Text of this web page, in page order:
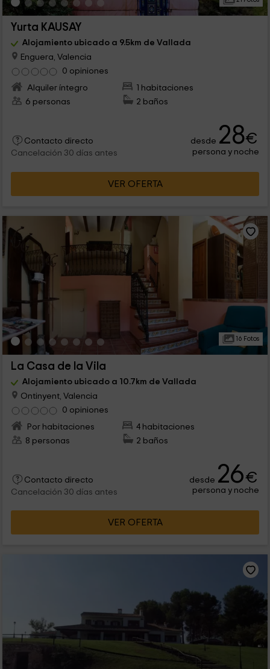
Yurta KAUSAY
Alojamiento ubicado a 9.5km de Vallada
Enguera, Valencia
0 opiniones
Alquiler íntegro
1 habitaciones
6 personas
2 baños
Contacto directo
Cancelación 30 días antes
desde 28€
persona y noche
VER OFERTA
16 Fotos
La Casa de la Vila
Alojamiento ubicado a 10.7km de Vallada
Ontinyent, Valencia
0 opiniones
Por habitaciones
4 habitaciones
8 personas
2 baños
Contacto directo
Cancelación 30 días antes
desde 26€
persona y noche
VER OFERTA